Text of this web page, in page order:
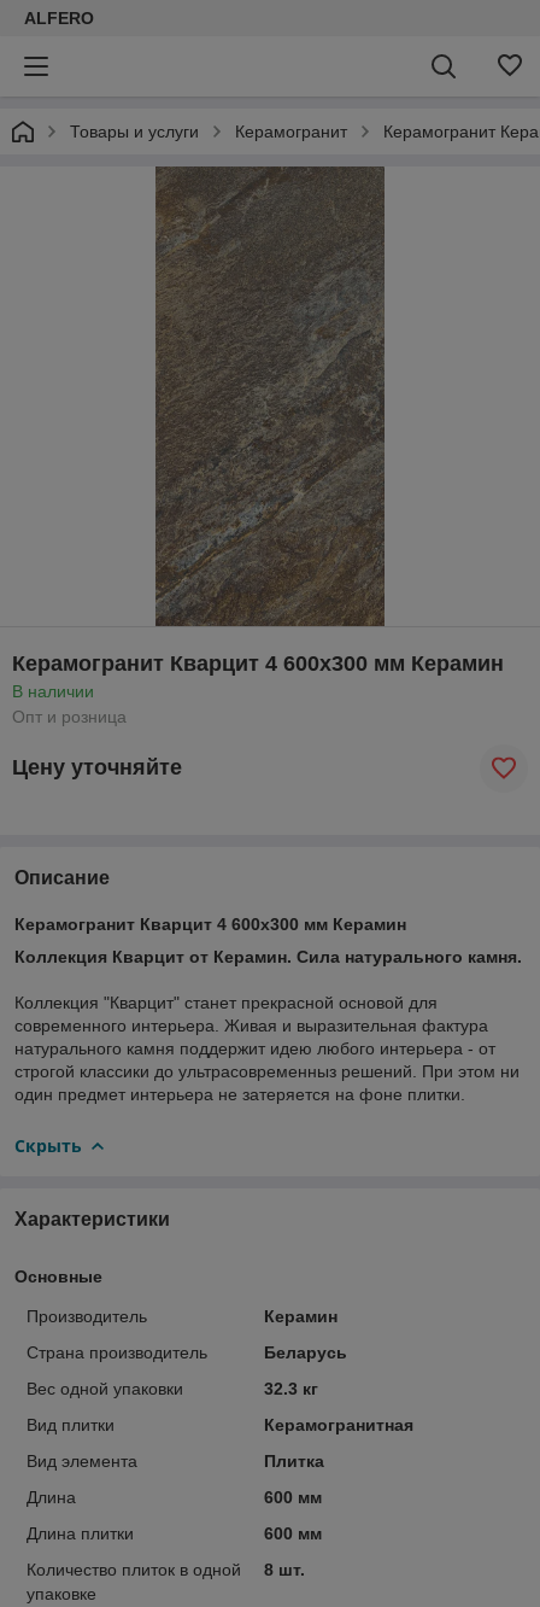
ALFERO
Товары и услуги Керамогранит Керамогранит
Керамогранит Кварцит 4 600х300 мм Керамин
В наличии
Опт и розница
Цену уточняйте
Описание
Керамогранит Кварцит 4 600х300 мм Керамин
Коллекция Кварцит от Керамин. Сила натурального камня.
Коллекция "Кварцит" станет прекрасной основой для
современного интерьера. Живая и выразительная фактура
натурального камня поддержит идею любого интерьера - от
строгой классики до ультрасовременныз решений. При этом ни
один предмет интерьера не затеряется на фоне плитки.
Скрыть
Характеристики
Основные
Производитель
Керамин
Страна производитель
Беларусь
Вес одной упаковки
32.3 кг
Вид плитки
Керамогранитная
Вид элемента
Плитка
Длина
600 мм
Длина плитки
600 мм
Количество плиток в одной
упаковке
8 шт.